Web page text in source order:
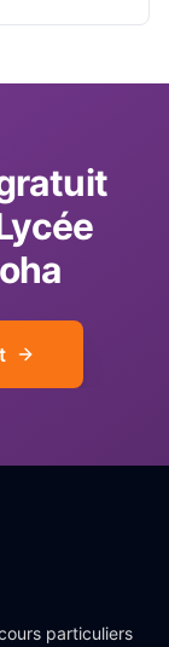
particuliers